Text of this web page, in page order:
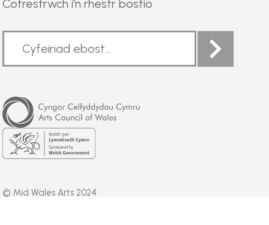
Cofrestrwch i'n rhestr bostio
Arts
Council
of
Wales
Welsh
Government
© Mid Wales Arts 2024